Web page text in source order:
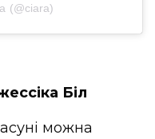
(@ciara)
Біл
можна